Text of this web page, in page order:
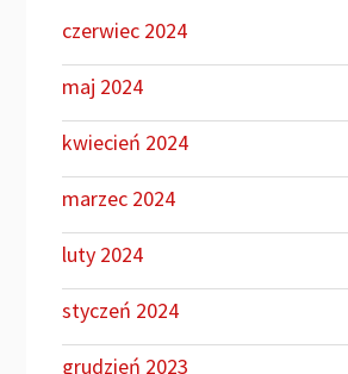
czerwiec 2024
maj 2024
kwiecień 2024
marzec 2024
luty 2024
styczeń 2024
grudzień 2023